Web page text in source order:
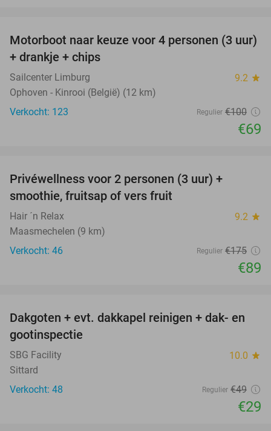
31%
Motorboot naar keuze voor 4 personen (3 uur)
+ drankje + chips
Sailcenter Limburg 9.2 star
Ophoven - Kinrooi (België) (12 km)
Verkocht: 123
Regulier €100
€69
Privéwellness voor 2 personen (3 uur) +
smoothie, fruitsap of vers fruit
Hair ´n Relax 9.2 star
Maasmechelen (9 km)
Verkocht: 46
Regulier €175
€89
41%
Dakgoten + evt. dakkapel reinigen + dak- en
gootinspectie
SBG Facility 10.0 star
Sittard
Verkocht: 48
Regulier €49
€29